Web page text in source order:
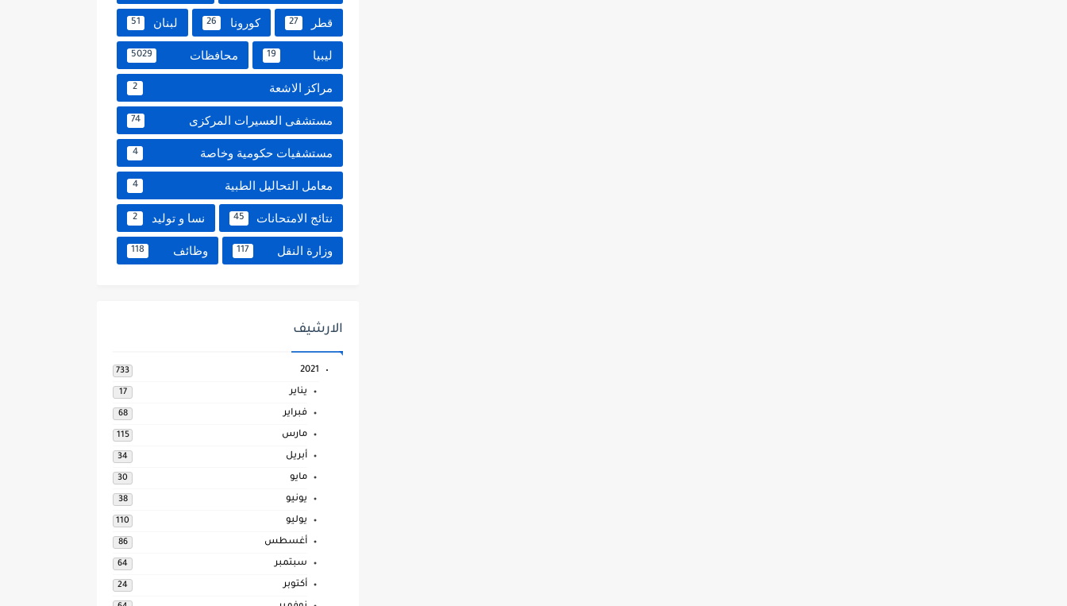
قطر 27 كورونا 26 لبنان 51
ليبيا 19 محافظات 5029
مراكز الاشعة 2
مستشفى العسيرات المركزى 74
مستشفيات حكومية وخاصة 4
معامل التحاليل الطبية 4
نتائج الامتحانات 45 نسا و توليد 2
وزارة النقل 117 وظائف 118
الارشيف
2021
733
يناير 17
فبراير 68
مارس 115
أبريل 34
مايو 30
يونيو 38
يوليو 110
أغسطس 86
سبتمبر 64
أكتوبر 24